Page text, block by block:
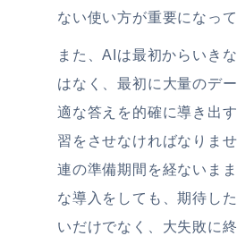
ない使い方が重要になって
また、AIは最初からいき
はなく、最初に大量のデ
適な答えを的確に導き出
習をさせなければなりま
連の準備期間を経ないま
な導入をしても、期待し
いだけでなく、大失敗に